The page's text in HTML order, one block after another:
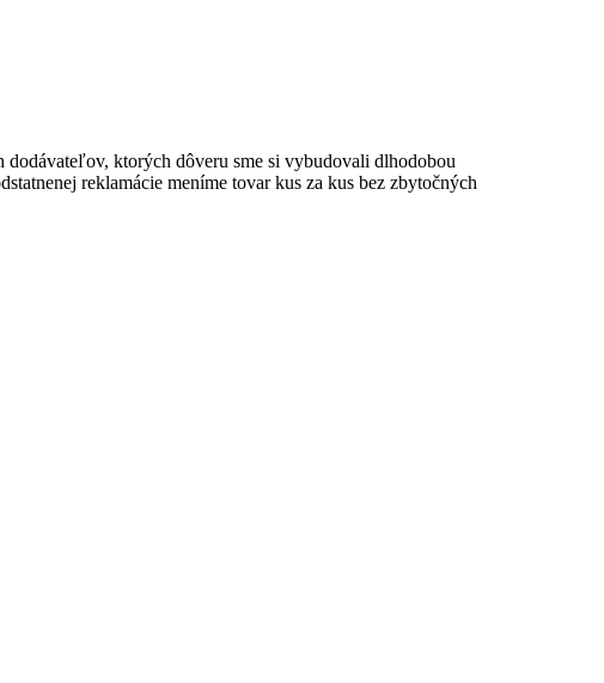
dodávateľov, ktorých dôveru sme si vybudovali dlhodobou
reklamácie meníme tovar kus za kus bez zbytočných